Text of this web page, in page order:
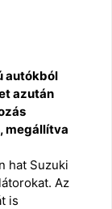
autókból
azután
megállítva
hat Suzuki
Az
is